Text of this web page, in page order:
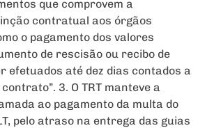
que comprovem a
contratual aos órgãos
o pagamento dos valores
de rescisão ou recibo de
efetuados até dez dias contados a
3. O TRT manteve a
ao pagamento da multa do
pelo atraso na entrega das guias